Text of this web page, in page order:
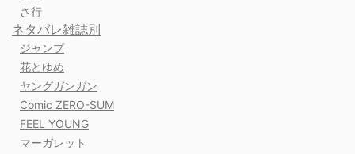
さ行
ネタバレ雑誌別
ジャンプ
花とゆめ
ヤングガンガン
Comic ZERO-SUM
FEEL YOUNG
マーガレット